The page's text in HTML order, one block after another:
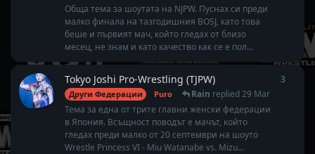
Обща тема за шоутата на NJPW. Пуснах си преди
малко финала на тазгодишния BOSJ, като това
беше и първият мач, който гледах от близо
месец, не знам и като качество как се е пол...
Tokyo Joshi Pro-Wrestling (TJPW)
Други Федерации Puro Rain replied29 Mar
Тема за една от трите главни женски федерации
в Япония. Всъщност поводът е мачът, който
гледах преди малко от 20 септември на шоуто
Wrestle Princess VI - Miu Watanabe vs. Mizu...
3